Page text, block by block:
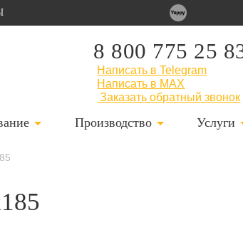
8 800 775 25
Написать в Telegram
Написать в MAX
Заказать обратный звонок
Производство Услуги